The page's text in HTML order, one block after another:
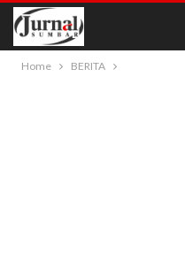
Home BERITA